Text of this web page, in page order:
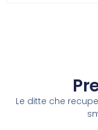
Le ditte che